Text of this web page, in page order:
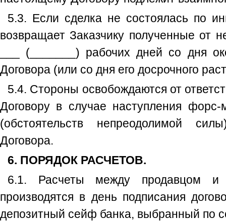
5.3. Если сделка не состоялась по
возвращает Заказчику полученные от
___ (_______) рабочих дней со дня
Договора (или со дня его досрочного
5.4. Стороны освобождаются от
Договору в случае наступления форс-
(обстоятельств непреодолимой
Договора.
6. ПОРЯДОК РАСЧЕТОВ.
6.1. Расчеты между продавцом и
производятся в день подписания
депозитный сейф банка, выбранный по